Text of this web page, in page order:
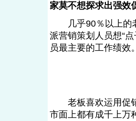
家莫不想探求出强效
几乎90％以上的老
派营销策划人员想“
员最主要的工作绩效
老板喜欢运用促销
市面上都有成千上万